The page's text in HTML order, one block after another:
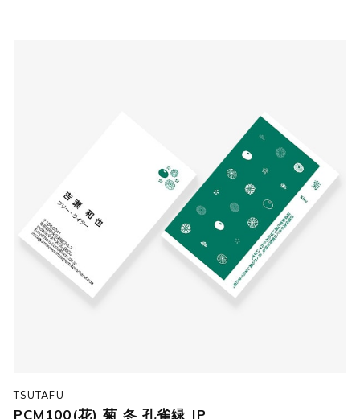
TSUTAFU
PCM100(花) 菊 冬 孔雀緑 JP